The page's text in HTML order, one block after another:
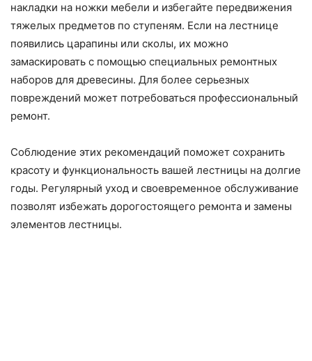
накладки на ножки мебели и избегайте передвижения
тяжелых предметов по ступеням. Если на лестнице
появились царапины или сколы, их можно
замаскировать с помощью специальных ремонтных
наборов для древесины. Для более серьезных
повреждений может потребоваться профессиональный
ремонт.
Соблюдение этих рекомендаций поможет сохранить
красоту и функциональность вашей лестницы на долгие
годы. Регулярный уход и своевременное обслуживание
позволят избежать дорогостоящего ремонта и замены
элементов лестницы.